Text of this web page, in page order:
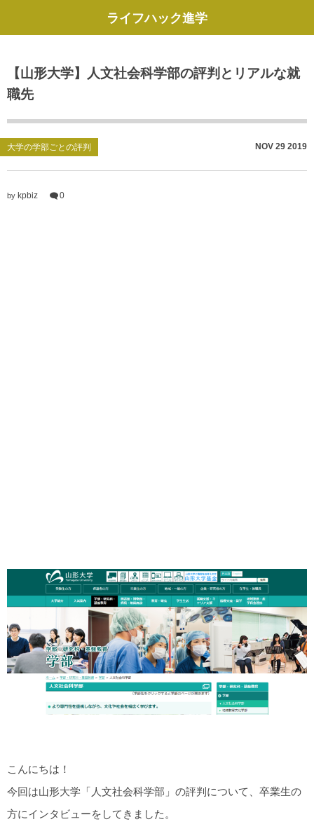
ライフハック進学
【山形大学】人文社会科学部の評判とリアルな就
職先
大学の学部ごとの評判 NOV 29 2019
by kpbiz 0
こんにちは！
今回は山形大学「人文社会科学部」の評判について、卒業生の
方にインタビューをしてきました。